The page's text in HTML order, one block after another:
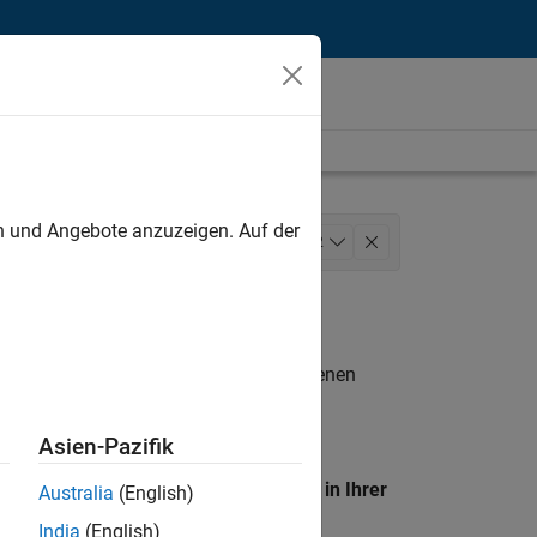
Sales Sales Operations 2
. Wenn Sie noch immer keine offenen
unseres
Standort, um alle Stellenangebote in Ihrer
Angebote anzuzeigen. Auf der
Asien-Pazifik
Australia (English)
India (English)